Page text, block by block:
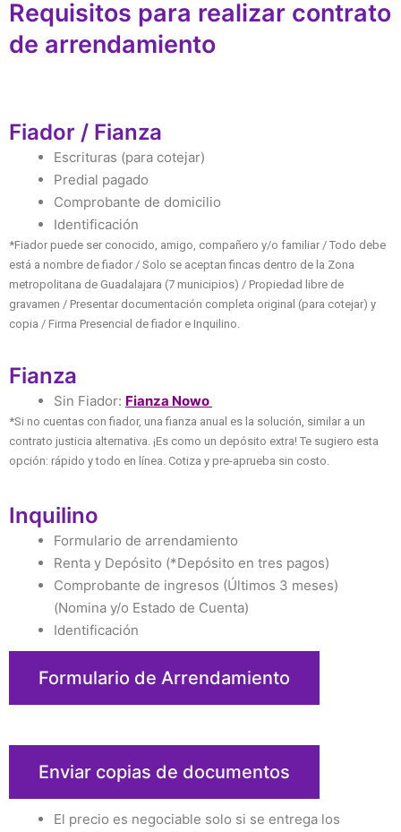
Requisitos para realizar contrato
de arrendamiento
Fiador / Fianza
Escrituras (para cotejar)
Predial pagado
Comprobante de domicilio
Identificación
*Fiador puede ser conocido, amigo, compañero y/o familiar / Todo debe
está a nombre de fiador / Solo se aceptan fincas dentro de la Zona
metropolitana de Guadalajara (7 municipios) / Propiedad libre de
gravamen / Presentar documentación completa original (para cotejar) y
copia / Firma Presencial de fiador e Inquilino.
Fianza
Sin Fiador: Fianza Nowo
*Si no cuentas con fiador, una fianza anual es la solución, similar a un
contrato justicia alternativa. ¡Es como un depósito extra! Te sugiero esta
opción: rápido y todo en línea. Cotiza y pre-aprueba sin costo.
Inquilino
Formulario de arrendamiento
Renta y Depósito (*Depósito en tres pagos)
Comprobante de ingresos (Últimos 3 meses)
(Nomina y/o Estado de Cuenta)
Identificación
Formulario de Arrendamiento
Enviar copias de documentos
El precio es negociable solo si se entrega los